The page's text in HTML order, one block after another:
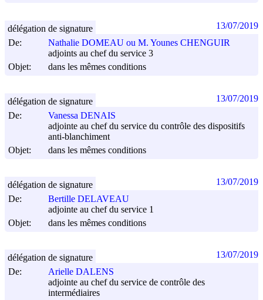
De:
Nathalie DOMEAU ou M. Younes CHENGUIR
adjoints au chef du service 3
Objet:
dans les mêmes conditions
délégation de signature 13/07/2019
De:
Vanessa DENAIS
adjointe au chef du service du contrôle des dispositifs
anti-blanchiment
Objet:
dans les mêmes conditions
délégation de signature 13/07/2019
De:
Bertille DELAVEAU
adjointe au chef du service 1
Objet:
dans les mêmes conditions
délégation de signature 13/07/2019
De:
Arielle DALENS
adjointe au chef du service de contrôle des
intermédiaires
délégation de signature 13/07/2019